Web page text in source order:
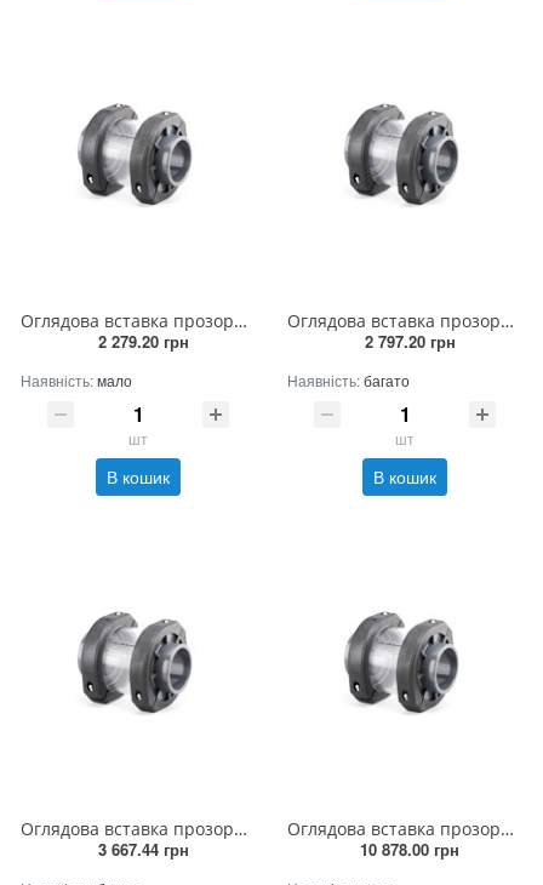
Оглядова вставка прозора 63 мм
2 279.20 грн
Наявність:мало
шт
В кошик
Оглядова вставка прозора 75 мм
2 797.20 грн
Наявність:багато
шт
В кошик
Оглядова вставка прозора 90 мм
3 667.44 грн
Оглядова вставка прозора 160 мм
10 878.00 грн